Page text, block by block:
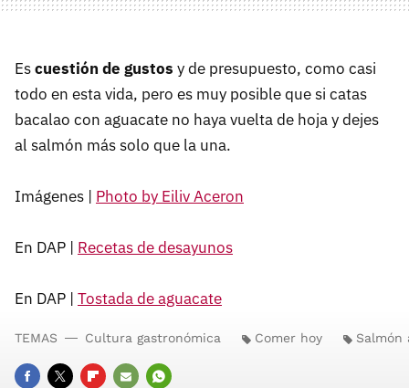
Escuestión de gustos y de presupuesto, como casi
todo en esta vida, pero es muy posible que si catas
bacalao con aguacate no haya vuelta de hoja y dejes
al salmón más solo que la una.
Imágenes | Photo by Eiliv Aceron
En DAP | Recetas de desayunos
En DAP | Tostada de aguacate
TEMAS Cultura gastronómica Comer hoy Salmón